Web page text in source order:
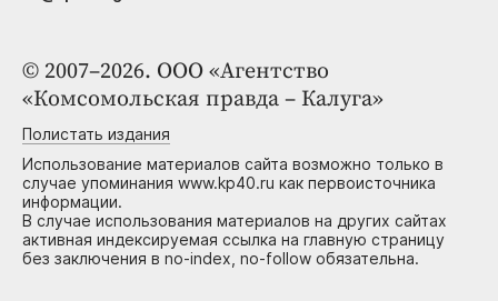
© 2007–2026. ООО «Агентство
«Комсомольская правда – Калуга»
Полистать издания
Использование материалов сайта возможно только в
случае упоминания www.kp40.ru как первоисточника
информации.
В случае использования материалов на других сайтах
активная индексируемая ссылка на главную страницу
без заключения в no-index, no-follow обязательна.